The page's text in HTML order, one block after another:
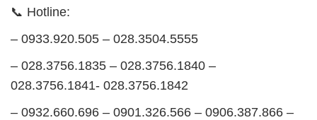
📞 Hotline:
– 0933.920.505 – 028.3504.5555
– 028.3756.1835 – 028.3756.1840 –
028.3756.1841- 028.3756.1842
– 0932.660.696 – 0901.326.566 – 0906.387.866 –